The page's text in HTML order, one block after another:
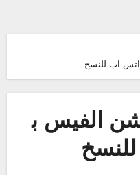
اب للنسخ
الفيس ب